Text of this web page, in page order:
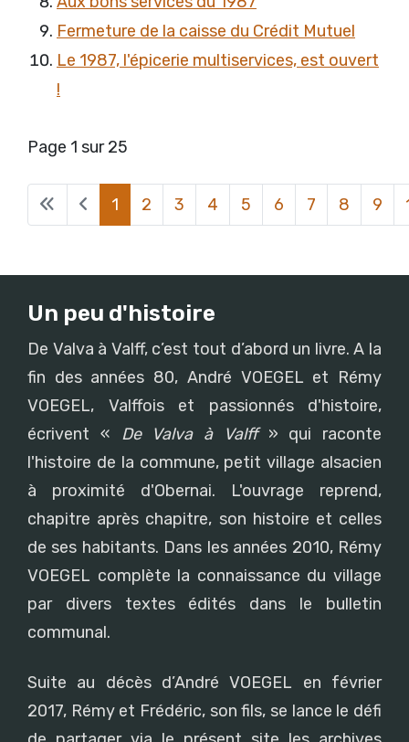
Fermeture de la caisse du Crédit Mutuel
Le 1987, l'épicerie multiservices, est ouvert
!
Page 1 sur 25
1 2 3 4 5 6 7 8 9
Un peu d'histoire
De Valva à Valff, c’est tout d’abord un livre. A la
fin des années 80, André VOEGEL et Rémy
VOEGEL, Valffois et passionnés d'histoire,
écrivent « De Valva à Valff» qui raconte
l'histoire de la commune, petit village alsacien
à proximité d'Obernai. L'ouvrage reprend,
chapitre après chapitre, son histoire et celles
de ses habitants. Dans les années 2010, Rémy
VOEGEL complète la connaissance du village
par divers textes édités dans le bulletin
communal.
Suite au décès d’André VOEGEL en février
2017, Rémy et Frédéric, son fils, se lance le défi